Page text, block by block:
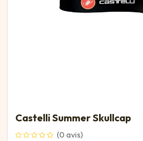
Castelli Summer Skullcap
(0 avis)